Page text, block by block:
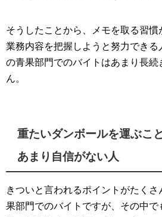
そうしたことから、メモを取る習慣
業務内容を把握しようと努力できる
の青果部門でのバイトはあまり長
ん。
重たいダンボールを運ぶこ
あまり自信がない人
きついと言われるポイントがたく
果部門でのバイトですが、その中で